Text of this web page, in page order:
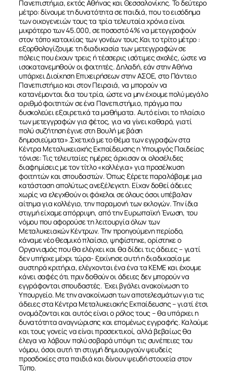
ΣΧΕΤΙΚΑ
ΝΕΑ
ΕΠΙΚΟΙΝΩΝΙΑ
Πανεπιστήμια, εκτός Αθήνας και Θεσσαλονίκης. Το δεύτερο
μέτρο: δίνουμε τη δυνατότητα σε παιδιά, που το εισόδημα
των οικογενειών τους τα τρία τελευταία χρόνια είναι
μικρότερο των 45.000, σε ποσοστό 4% να μετεγγραφούν
στον τόπο κατοικίας των γονέων τους.Και το τρίτο μέτρο :
εξορθολογίζουμε τη διαδικασία των μετεγγραφών σε
πόλεις που έχουν τρεις ή τέσσερις ισότιμες σχολές, ώστε να
ισοκατανεμηθούν οι φοιτητές. Δηλαδή, εάν στην Αθήνα
υπάρχει Διοίκηση Επιχειρήσεων στην ΑΣΟΕ, στο Πάντειο
Πανεπιστήμιο και στον Πειραιά, να μπορούν να
κατανέμονται δια του τρία, ώστε να μην έχουμε πολύ μεγάλο
αριθμό φοιτητών σε ένα Πανεπιστήμιο, πράγμα που
δυσκολεύει εξαιρετικά τα μαθήματα. Αυτό είναι το πλαίσιο
των μετεγγραφών για φέτος, για να γίνει καθαρό, γιατί
πολύ συζήτηση έγινε στη Βουλή με βάση
δημοσιεύματα».Σχετικά με το θέμα των εγγραφών στα
Κέντρα Μεταλυκειακής Εκπαίδευσης η Υπουργός Παιδείας
τόνισε: Τις τελευταίες ημέρες άρχισαν οι ολοσέλιδες
διαφημίσεις με τον τίτλο «κολλέγια» για προσέλκυση
φοιτητών και σπουδαστών. Όπως ξέρετε παραλάβαμε μια
κατάσταση απολύτως ανεξέλεγκτη. Είχαν δοθεί άδειες
χωρίς να ελεγχθούν οι φάκελοι σε όλους όσοι υπέβαλαν
αίτημα για κολλέγιο, την παραμονή των εκλογών. Την ίδια
στιγμή είχαμε απόρριψη, από την Ευρωπαϊκή Ένωση, του
νόμου που αφορούσε τη λειτουργία όλων των
Μεταλυκειακών Κέντρων. Την προηγούμενη περίοδο,
κάναμε νέο θεσμικό πλαίσιο, ψηφίστηκε, ορίστηκε ο
Οργανισμός που θα ελέγχει και θα δίδει τις άδειες – γιατί
δεν υπήρχε μέχρι τώρα- ξεκίνησε αυτή η διαδικασία με
αυστηρά κριτήρια, ελέγχονται ένα ένα τα ΚΕΜΕ και έχουμε
κάνει σαφές ότι πριν δοθούν οι άδειες δεν μπορούν να
εγγράφονται σπουδαστές. Έχει βγάλει ανακοίνωση το
Υπουργείο. Με την ανακοίνωση των αποτελεσμάτων για τις
άδειες στα Κέντρα Μεταλυκειακής Εκπαίδευσης – γιατί έτσι
ονομάζονται και αυτός είναι ο ρόλος τους – θα υπάρχει η
δυνατότητα αναγνώρισης και επομένως εγγραφής. Καλούμε
και τους γονείς να είναι προσεκτικοί, αλλά βεβαίως θα
έλεγα να λάβουν πολύ σοβαρά υπόψη τις συνέπειες του
νόμου, όσοι αυτή τη στιγμή δημιουργούν ψευδείς
προσδοκίες στα παιδιά και δίνουν ψευδή στοιχεία στον
Τύπο.